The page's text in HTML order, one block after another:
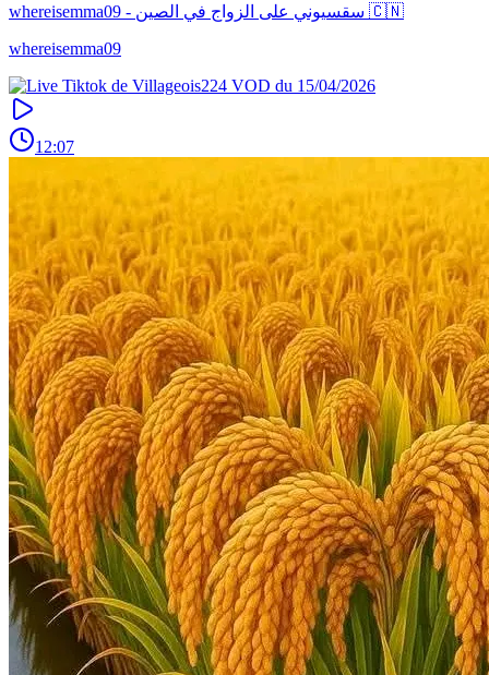
whereisemma09 - سقسيوني على الزواج في الصين 🇨🇳
whereisemma09
12:07